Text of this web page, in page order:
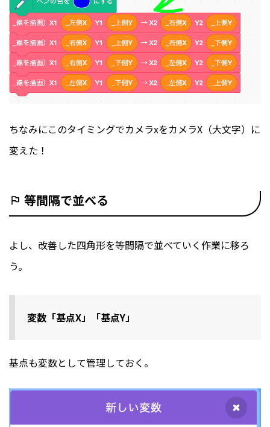
ちなみにこのタイミングでカメラxをカメラX（大文字）に
変えた！
等間隔で並べる
よし、改善した四角形を等間隔で並べていく作業に移ろ
う。
変数「基点X」「基点Y」
基点も変数として管理しておく。